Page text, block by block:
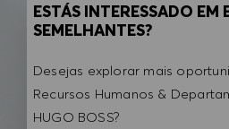
ESTÁS INTERESSADO EM
SEMELHANTES?
Desejas explorar mais
Recursos Humanos &
HUGO BOSS?